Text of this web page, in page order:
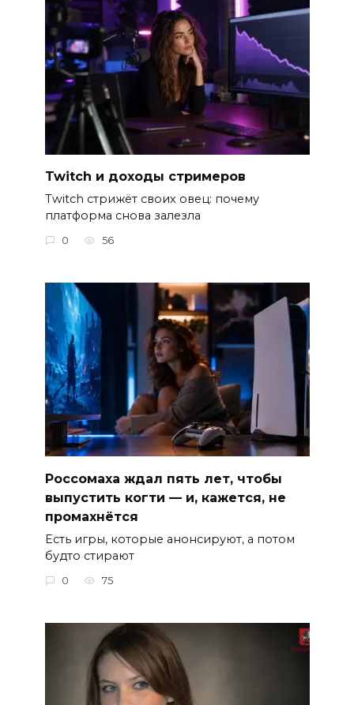
Twitch и доходы стримеров
Twitch стрижёт своих овец: почему
платформа снова залезла
0 56
Россомаха ждал пять лет, чтобы
выпустить когти — и, кажется, не
промахнётся
Есть игры, которые анонсируют, а потом
будто стирают
0 75